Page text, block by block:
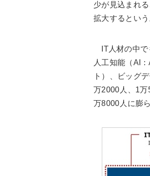
少が見込まれ
拡大するという
IT人材の中で
人工知能（AI
ト）、ビッグ
万2000人、1
万8000人に膨